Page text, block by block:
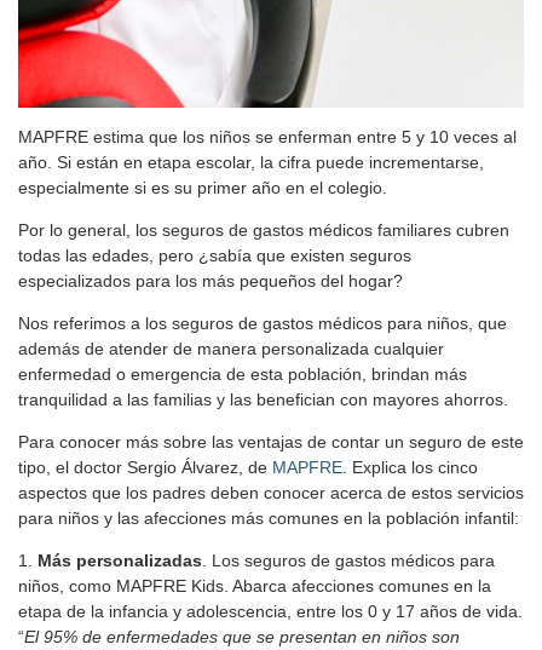
MAPFRE estima que los niños se enferman entre 5 y 10 veces al
año. Si están en etapa escolar, la cifra puede incrementarse,
especialmente si es su primer año en el colegio.
Por lo general, los seguros de gastos médicos familiares cubren
todas las edades, pero ¿sabía que existen seguros
especializados para los más pequeños del hogar?
Nos referimos a los seguros de gastos médicos para niños, que
además de atender de manera personalizada cualquier
enfermedad o emergencia de esta población, brindan más
tranquilidad a las familias y las benefician con mayores ahorros.
Para conocer más sobre las ventajas de contar un seguro de este
tipo, el doctor Sergio Álvarez, de MAPFRE . Explica los cinco
aspectos que los padres deben conocer acerca de estos servicios
para niños y las afecciones más comunes en la población infantil:
1. Más personalizadas . Los seguros de gastos médicos para
niños, como MAPFRE Kids. Abarca afecciones comunes en la
etapa de la infancia y adolescencia, entre los 0 y 17 años de vida.
“El 95% de enfermedades que se presentan en niños son